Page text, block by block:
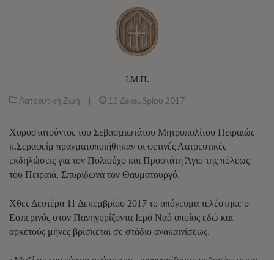
Ι.Μ.Π.
Λατρευτική Ζωή | 11 Δεκεμβρίου 2017
Χοροστατούντος του Σεβασμιωτάτου Μητροπολίτου Πειραιώς
κ.Σεραφείμ πραγματοποιήθηκαν οι φετινές Λατρευτικές
εκδηλώσεις για τον Πολιούχο και Προστάτη Άγιο της πόλεως
του Πειραιά, Σπυρίδωνα τον Θαυματουργό.
Χθες Δευτέρα 11 Δεκεμβρίου 2017 το απόγευμα τελέστηκε ο
Εσπερινός στον Πανηγυρίζοντα Ιερό Ναό οποίος εδώ και
αρκετούς μήνες βρίσκεται σε στάδιο ανακαινίσεως.